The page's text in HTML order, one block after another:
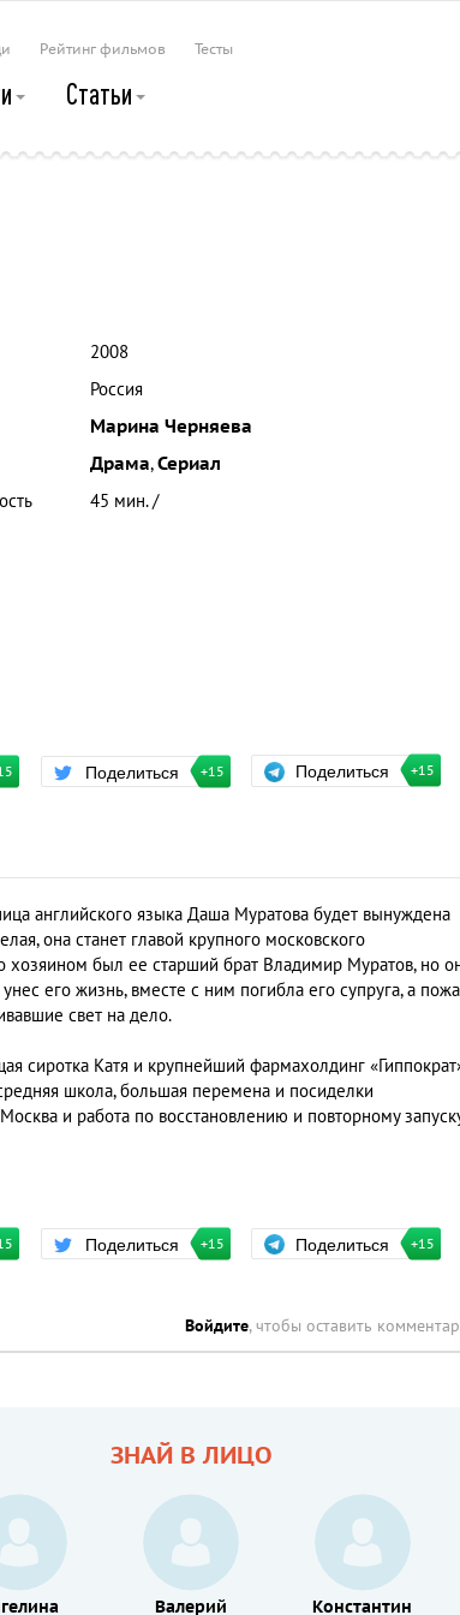
Рейтинг фильмов Тесты
Статьи
2008
Россия
Марина Черняева
Драма,Сериал
45 мин. /
Поделиться +15 Поделиться +15
английского языка Даша Муратова будет вынуждена
она станет главой крупного московского
хозяином был ее старший брат Владимир Муратов, но
его жизнь, вместе с ним погибла его супруга, а
свет на дело.
сиротка Катя и крупнейший фармахолдинг
школа, большая перемена и посиделки
и работа по восстановлению и повторному
Поделиться +15 Поделиться +15
Войдите, чтобы оставить
ЗНАЙ В ЛИЦО
Валерий Константин